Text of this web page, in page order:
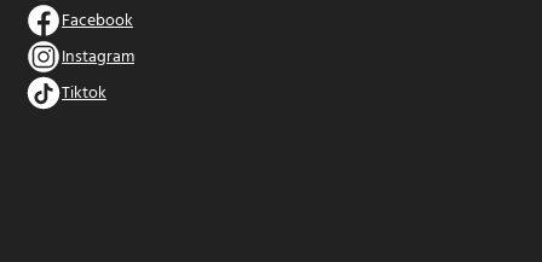
Facebook
Instagram
Tiktok